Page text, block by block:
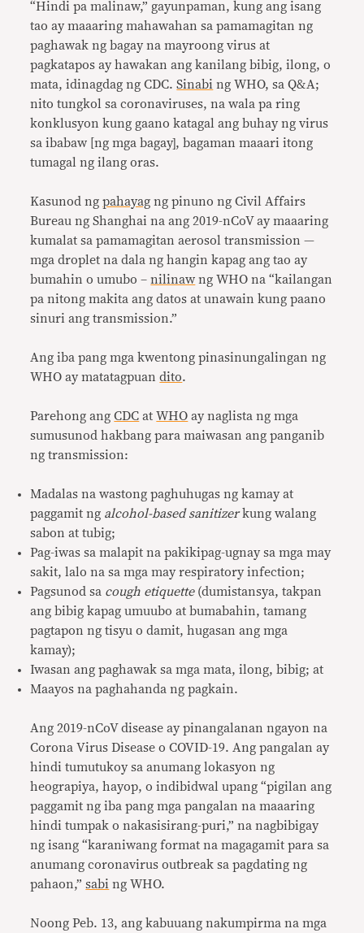
“Hindi pa malinaw,” gayunpaman, kung ang isang
tao ay maaaring mahawahan sa pamamagitan ng
paghawak ng bagay na mayroong virus at
pagkatapos ay hawakan ang kanilang bibig, ilong, o
mata, idinagdag ng CDC.Sinabi ng WHO, sa Q&A;
nito tungkol sa coronaviruses, na wala pa ring
konklusyon kung gaano katagal ang buhay ng virus
sa ibabaw [ng mga bagay], bagaman maaari itong
tumagal ng ilang oras.
Kasunod ngpahayag ng pinuno ng Civil Affairs
Bureau ng Shanghai na ang 2019-nCoV ay maaaring
kumalat sa pamamagitan aerosol transmission —
mga droplet na dala ng hangin kapag ang tao ay
bumahin o umubo –nilinaw ng WHO na “kailangan
pa nitong makita ang datos at unawain kung paano
sinuri ang transmission.”
Ang iba pang mga kwentong pinasinungalingan ng
WHO ay matatagpuandito.
Parehong angCDC atWHO ay naglista ng mga
sumusunod hakbang para maiwasan ang panganib
ng transmission:
Madalas na wastong paghuhugas ng kamay at
paggamit ng alcohol-based sanitizerkung walang
sabon at tubig;
Pag-iwas sa malapit na pakikipag-ugnay sa mga may
sakit, lalo na sa mga may respiratory infection;
Pagsunod sa cough etiquette(dumistansya, takpan
ang bibig kapag umuubo at bumabahin, tamang
pagtapon ng tisyu o damit, hugasan ang mga
kamay);
Iwasan ang paghawak sa mga mata, ilong, bibig; at
Maayos na paghahanda ng pagkain.
Ang 2019-nCoV disease ay pinangalanan ngayon na
Corona Virus Disease o COVID-19. Ang pangalan ay
hindi tumutukoy sa anumang lokasyon ng
heograpiya, hayop, o indibidwal upang “pigilan ang
paggamit ng iba pang mga pangalan na maaaring
hindi tumpak o nakasisirang-puri,” na nagbibigay
ng isang “karaniwang format na magagamit para sa
anumang coronavirus outbreak sa pagdating ng
pahaon,”sabi ng WHO.
Noong Peb. 13, ang kabuuang nakumpirma na mga